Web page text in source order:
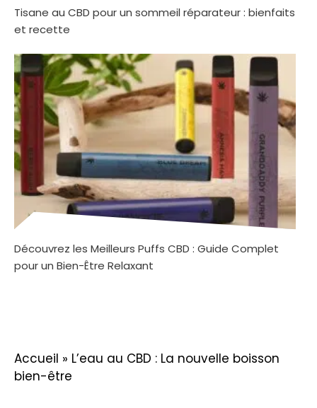
Tisane au CBD pour un sommeil réparateur : bienfaits
et recette
Découvrez les Meilleurs Puffs CBD : Guide Complet
pour un Bien-Être Relaxant
Accueil » L’eau au CBD : La nouvelle boisson
bien-être